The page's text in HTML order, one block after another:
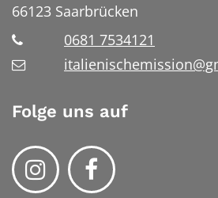
66123 Saarbrücken
0681 7534121
Folge uns auf